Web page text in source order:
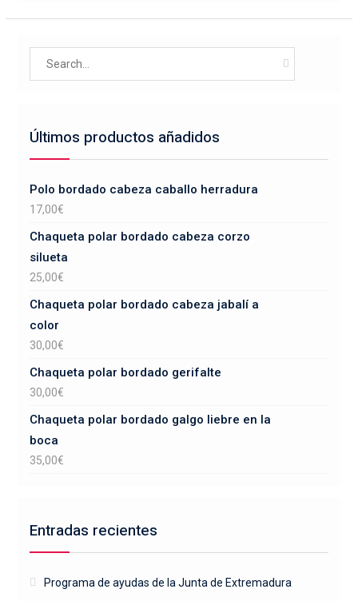
Últimos productos añadidos
Polo bordado cabeza caballo herradura
17,00€
Chaqueta polar bordado cabeza corzo
silueta
25,00€
Chaqueta polar bordado cabeza jabalí a
color
30,00€
Chaqueta polar bordado gerifalte
30,00€
Chaqueta polar bordado galgo liebre en la
boca
35,00€
Entradas recientes
Programa de ayudas de la Junta de Extremadura